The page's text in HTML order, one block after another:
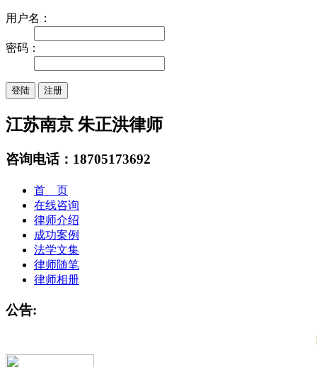
用户名：
密码：
注册
江苏南京 朱正洪律师
咨询电话： 18705173692
首 页
在线咨询
律师介绍
成功案例
法学文集
律师随笔
律师相册
公告: